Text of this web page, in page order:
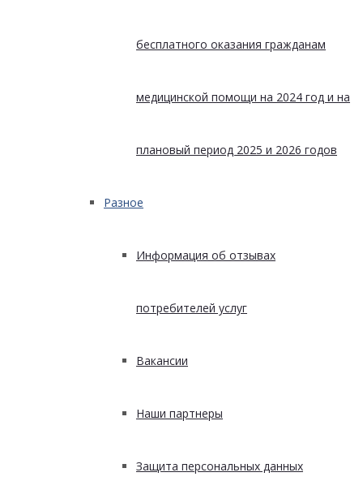
бесплатного оказания гражданам
медицинской помощи на 2024 год и на
плановый период 2025 и 2026 годов
Разное
Информация об отзывах
потребителей услуг
Вакансии
Наши партнеры
Защита персональных данных